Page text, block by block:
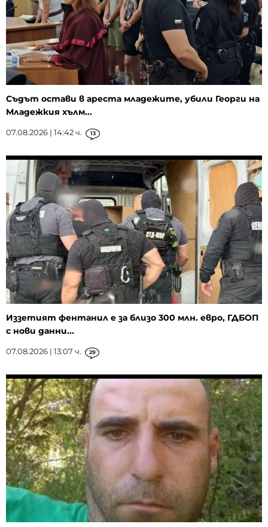
Съдът остави в ареста младежите, убили Георги на
Младежкия хълм...
07.08.2026 | 14:42 ч. 13
Иззетият фентанил е за близо 300 млн. евро, ГДБОП
с нови данни...
07.08.2026 | 13:07 ч. 29